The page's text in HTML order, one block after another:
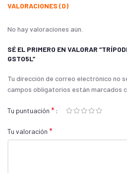
VALORACIONES (0)
No hay valoraciones aún.
SÉ EL PRIMERO EN VALORAR
GST05L”
Tu dirección de correo electrónico no
campos obligatorios están marcados
Tu puntuación *
Tu valoración *